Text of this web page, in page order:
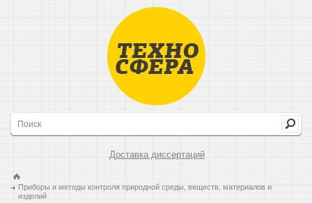
Доставка диссертаций
Приборы и методы контроля природной среды, веществ, материалов и
изделий